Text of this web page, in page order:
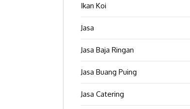
Ikan Koi
Jasa
Jasa Baja Ringan
Jasa Buang Puing
Jasa Catering